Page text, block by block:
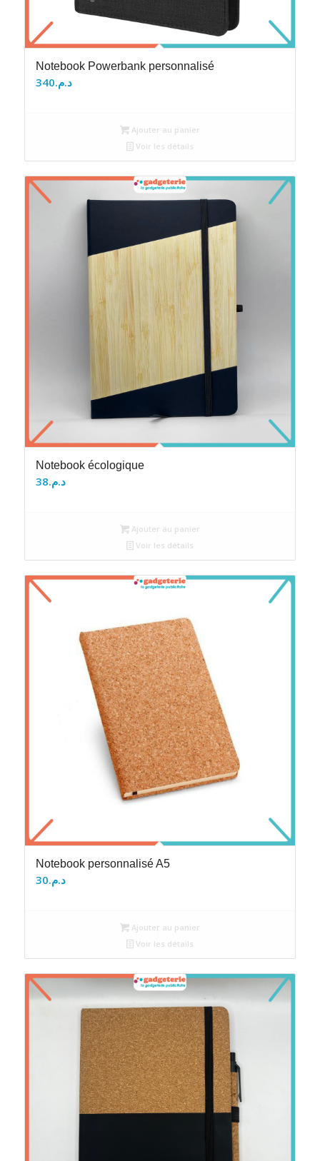
Notebook Powerbank personnalisé
د.م.340
Ajouter au panier
Voir les détails
Notebook écologique
د.م.38
Ajouter au panier
Voir les détails
Notebook personnalisé A5
د.م.30
Ajouter au panier
Voir les détails